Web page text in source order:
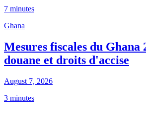
7 minutes
Ghana
Mesures fiscales du Ghana
douane et droits d'accise
August 7, 2026
3 minutes